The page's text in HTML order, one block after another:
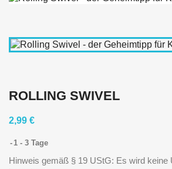
ROLLING SWIVEL
2,99 €
1 - 3 Tage
Hinweis gemäß § 19 UStG: Es wird keine